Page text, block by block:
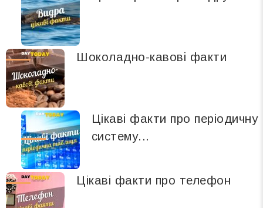
Шоколадно-кавові факти
Цікаві факти про періодичну
систему...
Цікаві факти про телефон